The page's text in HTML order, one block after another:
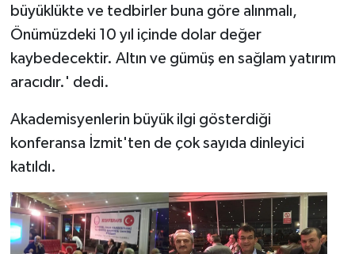
büyüklükte ve tedbirler buna göre alınmalı,
Önümüzdeki 10 yıl içinde dolar değer
kaybedecektir. Altın ve gümüş en sağlam yatırım
aracıdır.' dedi.
Akademisyenlerin büyük ilgi gösterdiği
konferansa İzmit'ten de çok sayıda dinleyici
katıldı.